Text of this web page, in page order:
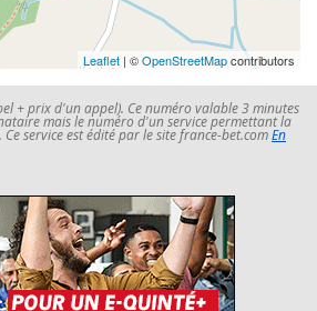
Leaflet | ©OpenStreetMapcontributors
+ prix d'un appel). Ce numéro valable 3 minutes
mais le numéro d'un service permettant la
service est édité par le site france-bet.comEn